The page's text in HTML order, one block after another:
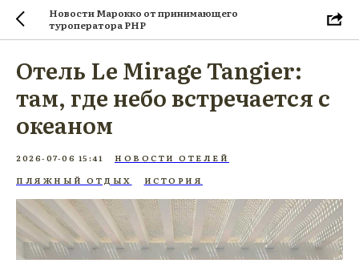
Новости Марокко от принимающего
туроператора PHP
Отель Le Mirage Tangier:
там, где небо встречается с
океаном
2026-07-06 15:41
НОВОСТИ ОТЕЛЕЙ
ПЛЯЖНЫЙ ОТДЫХ
ИСТОРИЯ